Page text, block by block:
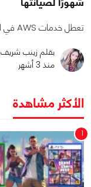
تعطل خدمات AWS في الخليج ⚠️
بقلم زينب شريف
منذ 3 أشهر
الأكثر مشاهدة
1